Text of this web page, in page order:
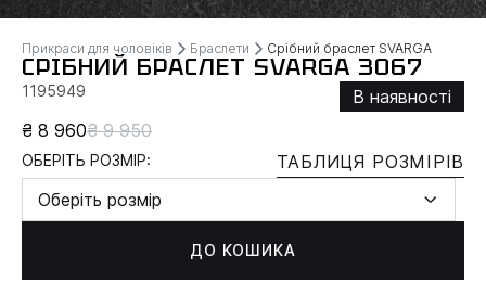
Прикраси для чоловіків Браслети Срібний браслет SVARGA
СРІБНИЙ БРАСЛЕТ SVARGA 3067
1195949
В наявності
₴ 8 960₴ 9 950
ОБЕРІТЬ РОЗМІР:
ТАБЛИЦЯ РОЗМІРІВ
Оберіть розмір
ДО КОШИКА